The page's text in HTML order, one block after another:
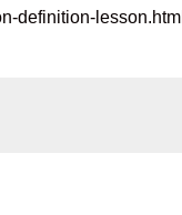
definition-lesson.html